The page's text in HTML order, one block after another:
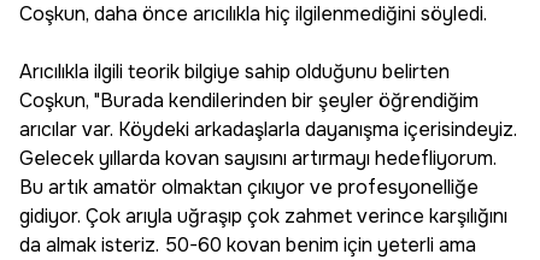
Coşkun, daha önce arıcılıkla hiç ilgilenmediğini söyledi.
Arıcılıkla ilgili teorik bilgiye sahip olduğunu belirten
Coşkun, "Burada kendilerinden bir şeyler öğrendiğim
arıcılar var. Köydeki arkadaşlarla dayanışma içerisindeyiz.
Gelecek yıllarda kovan sayısını artırmayı hedefliyorum.
Bu artık amatör olmaktan çıkıyor ve profesyonelliğe
gidiyor. Çok arıyla uğraşıp çok zahmet verince karşılığını
da almak isteriz. 50-60 kovan benim için yeterli ama